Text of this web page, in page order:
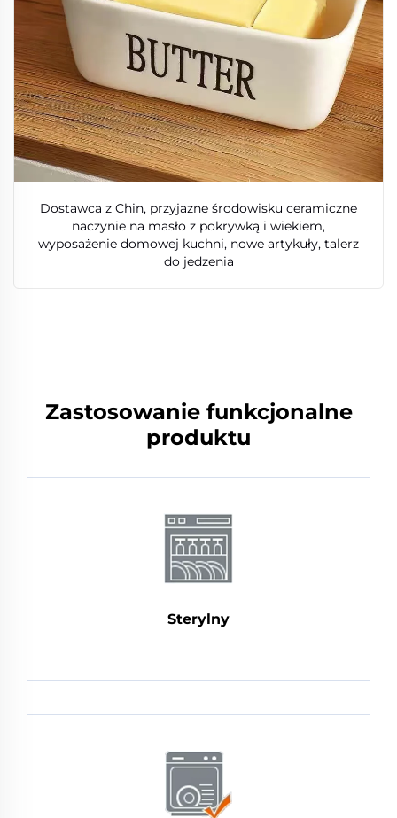
Dostawca z Chin, przyjazne środowisku ceramiczne
naczynie na masło z pokrywką i wiekiem,
wyposażenie domowej kuchni, nowe artykuły, talerz
do jedzenia
Zastosowanie funkcjonalne
produktu
Sterylny